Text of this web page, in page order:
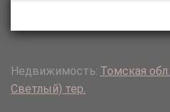
Недвижимость: Томская обл.
Светлый) тер.